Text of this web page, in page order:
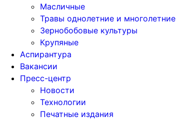
Масличные
Травы однолетние и многолетние
Зернобобовые культуры
Крупяные
Аспирантура
Вакансии
Пресс-центр
Новости
Технологии
Печатные издания